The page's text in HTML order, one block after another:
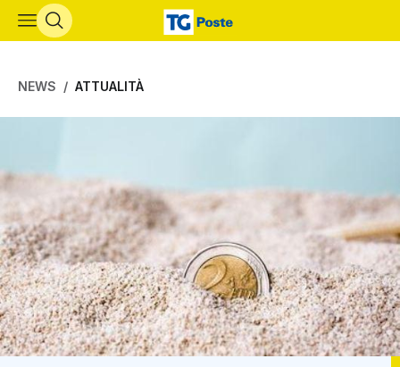
Vai al contenuto principale
NEWS ATTUALITÀ